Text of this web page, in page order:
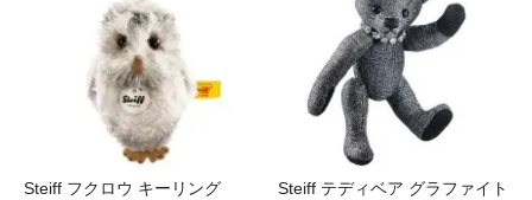
Steiff フクロウ キーリング
Steiff テディベア グラファイト